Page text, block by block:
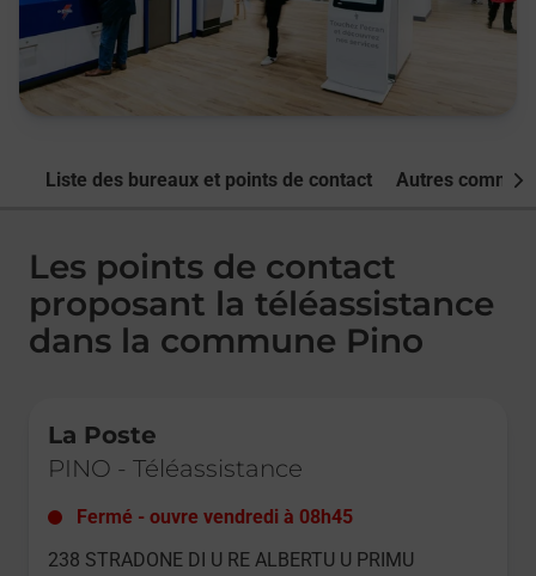
Liste des bureaux et points de contact Autres
Les points de contact
proposant la téléassistance
dans la commune Pino
La Poste
PINO - Téléassistance
Fermé - ouvre vendredi à 08h45
238 STRADONE DI U RE ALBERTU U PRIMU